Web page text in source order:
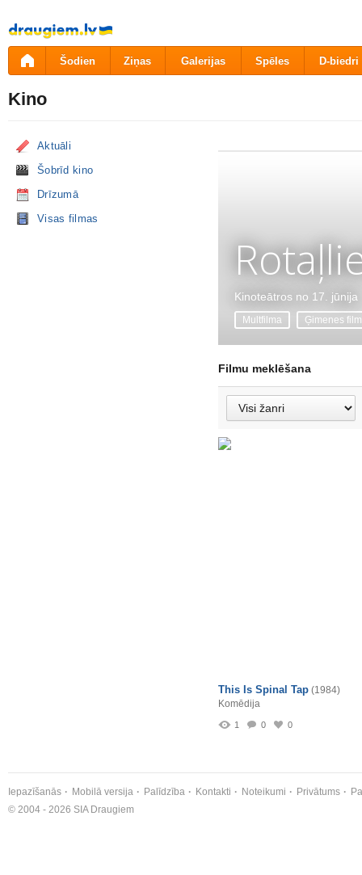
Pāriet
uz
saturu
Šodien Ziņas Galerijas Spēles D-biedri
Kino
Aktuāli
Šobrīd kino
Drīzumā
Visas filmas
Kinoteātros no 17. jūnija
Multfilma Ģimenes
Filmu meklēšana
This Is Spinal Tap (1984)
Komēdija
1 0 0
Iepazīšanās Mobilā versija Palīdzība Kontakti Noteikumi Privātums
© 2004 - 2026 SIA Draugiem